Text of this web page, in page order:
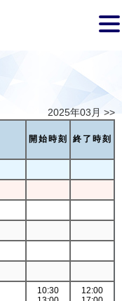
2025年03月 >>
開始時刻 終了時刻
10:30
12:00